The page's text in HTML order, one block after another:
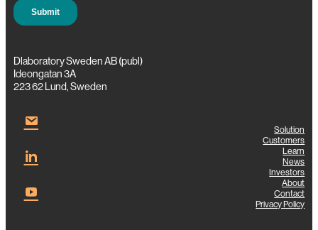
Dlaboratory Sweden AB (publ)
Ideongatan 3A
223 62 Lund, Sweden
Solution
Customers
Learn
News
Investors
About
Contact
Privacy Policy